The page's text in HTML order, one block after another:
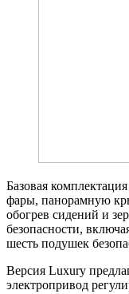
Базовая
фары, панорамную
обогрев сидений и
безопасности,
шесть подушек
Версия Luxury
электропривод